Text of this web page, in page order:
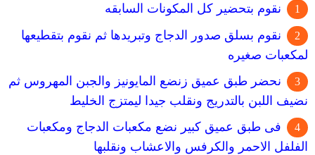
نقوم بتحضير كل المكونات السابقه
نقوم بسلق صدور الدجاج وتبريدها ثم نقوم بتقطيعها
لمكعبات صغيره
نحضر طبق عميق زنضع المايونيز والجبن المهروس ثم
نضيف اللبن بالتدريج ونقلب جيدا ليمتزج الخليط
فى طبق عميق كبير نضع مكعبات الدجاج ومكعبات
الفلفل الاحمر والكرفس والاعشاب ونقلبها